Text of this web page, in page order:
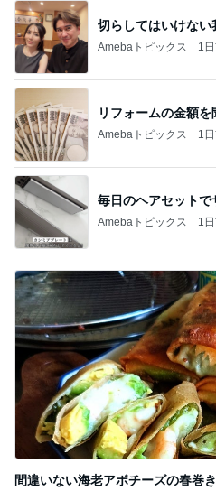
切らしてはいけない
Amebaトピックス 1
リフォームの金額
Amebaトピックス 1
毎日のヘアセットで
Amebaトピックス 1
間違いない海老アボチーズの春巻き